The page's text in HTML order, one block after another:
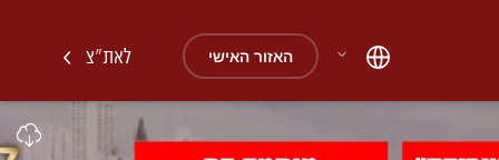
האזור האישי לאת"צ